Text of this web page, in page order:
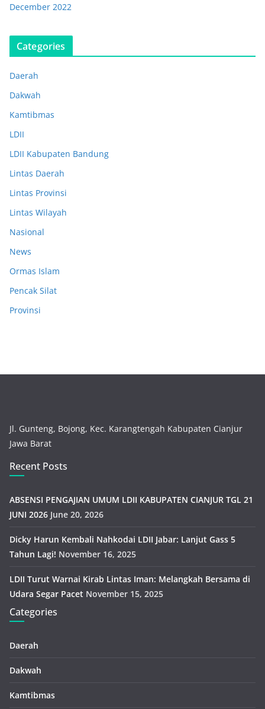
December 2022
Categories
Daerah
Dakwah
Kamtibmas
LDII
LDII Kabupaten Bandung
Lintas Daerah
Lintas Provinsi
Lintas Wilayah
Nasional
News
Ormas Islam
Pencak Silat
Provinsi
Jl. Gunteng, Bojong, Kec. Karangtengah Kabupaten Cianjur
Jawa Barat
Recent Posts
ABSENSI PENGAJIAN UMUM LDII KABUPATEN CIANJUR TGL 21
JUNI 2026 June 20, 2026
Dicky Harun Kembali Nahkodai LDII Jabar: Lanjut Gass 5
Tahun Lagi! November 16, 2025
LDII Turut Warnai Kirab Lintas Iman: Melangkah Bersama di
Udara Segar Pacet November 15, 2025
Categories
Daerah
Dakwah
Kamtibmas